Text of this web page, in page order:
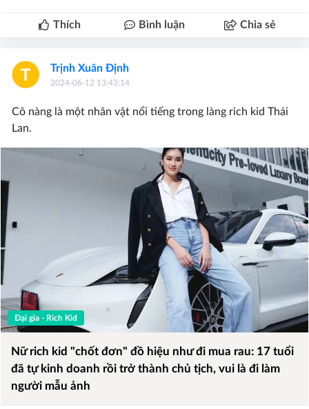
Thích Bình luận Chia sẻ
Trịnh Xuân Định
2024-06-12 13:43:14
Cô nàng là một nhân vật nổi tiếng trong làng rich kid Thái
Lan.
Đại gia - Rich Kid
Nữ rich kid "chốt đơn" đồ hiệu như đi mua rau: 17 tuổi
đã tự kinh doanh rồi trở thành chủ tịch, vui là đi làm
người mẫu ảnh